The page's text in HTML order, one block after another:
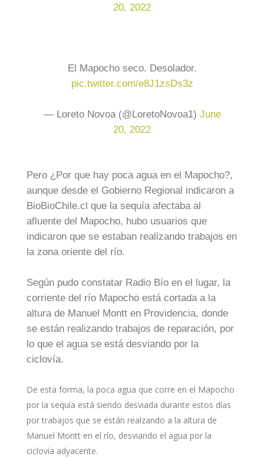
20, 2022
El Mapocho seco. Desolador.
pic.twitter.com/e8J1zsDs3z
— Loreto Novoa (@LoretoNovoa1) June
20, 2022
Pero ¿Por que hay poca agua en el Mapocho?,
aunque desde el Gobierno Regional indicaron a
BioBioChile.cl que la sequía afectaba al
afluente del Mapocho, hubo usuarios que
indicaron que se estaban realizando trabajos en
la zona oriente del río.
Según pudo constatar Radio Bío en el lugar, la
corriente del río Mapocho está cortada a la
altura de Manuel Montt en Providencia, donde
se están realizando trabajos de reparación, por
lo que el agua se está desviando por la
ciclovía.
De esta forma, la poca agua que corre en el Mapocho
por la sequía está siendo desviada durante estos días
por trabajos que se están realzando a la altura de
Manuel Montt en el río, desviando el agua por la
ciclovía adyacente.